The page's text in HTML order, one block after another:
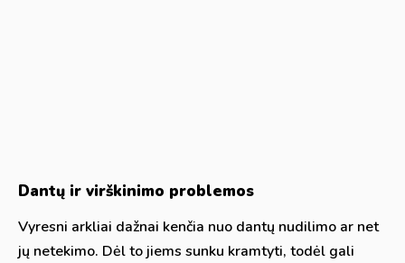
Dantų ir virškinimo problemos
Vyresni arkliai dažnai kenčia nuo dantų nudilimo ar net
jų netekimo. Dėl to jiems sunku kramtyti, todėl gali